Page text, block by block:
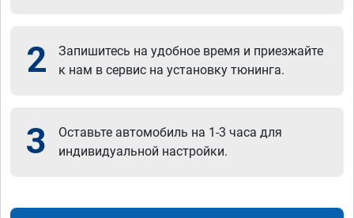
2
Запишитесь на удобное время и приезжайте
к нам в сервис на установку тюнинга.
3
Оставьте автомобиль на 1-3 часа для
индивидуальной настройки.